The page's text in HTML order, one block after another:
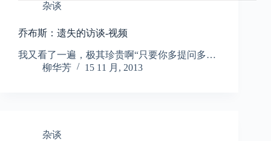
杂谈
乔布斯：遗失的访谈-视频
我又看了一遍，极其珍贵啊“只要你多提问多…
柳华芳
15 11 月, 2013
杂谈